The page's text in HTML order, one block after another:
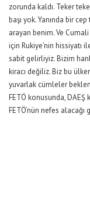
zorunda kaldı. Teker
başı yok. Yanında bir
arayan benim. Ve
için Rukiye’nin hissiyatı
sabit gelirliyiz. Bizim
kiracı değiliz. Biz bu
yuvarlak cümleler
FETÖ konusunda,
FETÖ’nün nefes alacağı